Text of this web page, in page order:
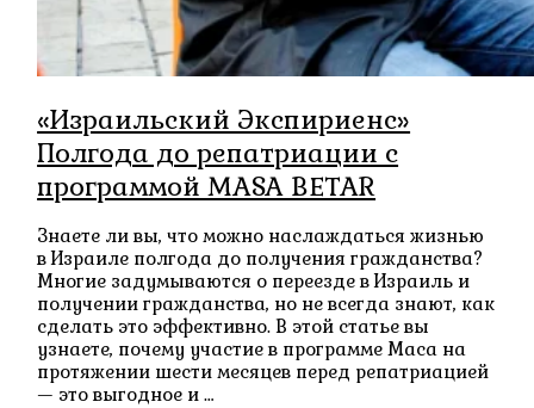
«Израильский Экспириенс»
Полгода до репатриации с
программой MASA BETAR
Знаете ли вы, что можно наслаждаться жизнью
в Израиле полгода до получения гражданства?
Многие задумываются о переезде в Израиль и
получении гражданства, но не всегда знают, как
сделать это эффективно. В этой статье вы
узнаете, почему участие в программе Маса на
протяжении шести месяцев перед репатриацией
— это выгодное и …